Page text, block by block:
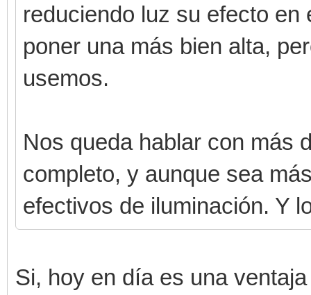
reduciendo luz su efecto
poner una más bien alta,
usemos.
Nos queda hablar con más
completo, y aunque sea
efectivos de iluminación. Y
Si, hoy en día es una